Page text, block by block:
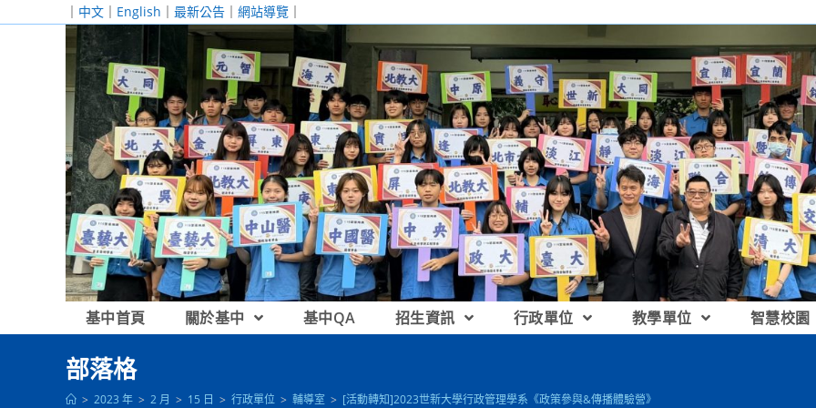
｜ 中文 ｜ English ｜ 最新公告 ｜ 網站導覽 ｜
基中首頁 關於基中 基中QA 招生資訊 行政單位 教學單位 智慧校園
部落格
> 2023 年 > 2 月 > 15 日 > 行政單位 > 輔導室 > [活動轉知]2023世新大學行政管理學系《政策參與&傳播體驗營》